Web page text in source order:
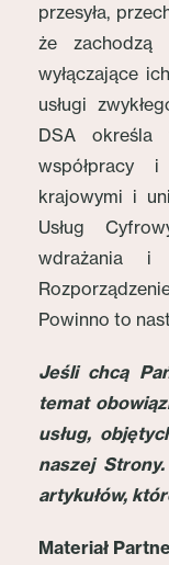
przesyła,
że zachodzą
wyłączające
usługi
DSA określa
współpracy
krajowymi i
Usług
wdrażania i
Powinno to
Jeśli chcą
temat
usług,
naszej
artykułów,
Materiał